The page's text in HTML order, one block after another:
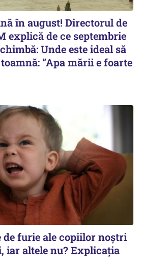
în august! Directorul de
explică de ce septembrie
Unde este ideal să
”Apa mării e foarte
de furie ale copiilor noștri
iar altele nu? Explicația